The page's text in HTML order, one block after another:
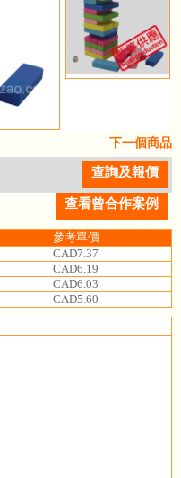
下一個商品
查詢及報價
查看曾合作案例
參考單價
CAD7.37
CAD6.19
CAD6.03
CAD5.60